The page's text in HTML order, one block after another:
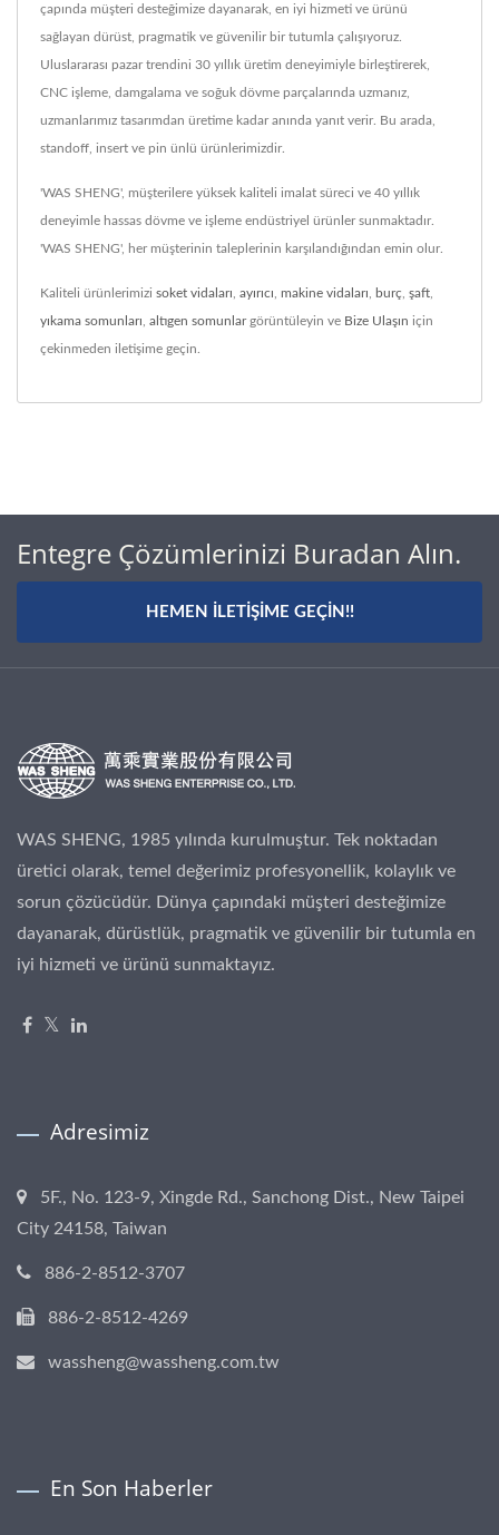
çapında müşteri desteğimize dayanarak, en iyi hizmeti ve ürünü
sağlayan dürüst, pragmatik ve güvenilir bir tutumla çalışıyoruz.
Uluslararası pazar trendini 30 yıllık üretim deneyimiyle birleştirerek,
CNC işleme, damgalama ve soğuk dövme parçalarında uzmanız,
uzmanlarımız tasarımdan üretime kadar anında yanıt verir. Bu arada,
standoff, insert ve pin ünlü ürünlerimizdir.
'WAS SHENG', müşterilere yüksek kaliteli imalat süreci ve 40 yıllık
deneyimle hassas dövme ve işleme endüstriyel ürünler sunmaktadır.
'WAS SHENG', her müşterinin taleplerinin karşılandığından emin olur.
Kaliteli ürünlerimizi soket vidaları ayırıcı makine vidaları burç şaft
yıkama somunları altıgen somunlargörüntüleyin ve Bize Ulaşın için
çekinmeden iletişime geçin.
Entegre Çözümlerinizi Buradan Alın.
HEMEN İLETIŞIME GEÇIN!!
WAS SHENG, 1985 yılında kurulmuştur. Tek noktadan
üretici olarak, temel değerimiz profesyonellik, kolaylık ve
sorun çözücüdür. Dünya çapındaki müşteri desteğimize
dayanarak, dürüstlük, pragmatik ve güvenilir bir tutumla en
iyi hizmeti ve ürünü sunmaktayız.
Adresimiz
5F., No. 123-9, Xingde Rd., Sanchong Dist., New Taipei
City 24158, Taiwan
886-2-8512-3707
886-2-8512-4269
wassheng@wassheng.com.tw
En Son Haberler